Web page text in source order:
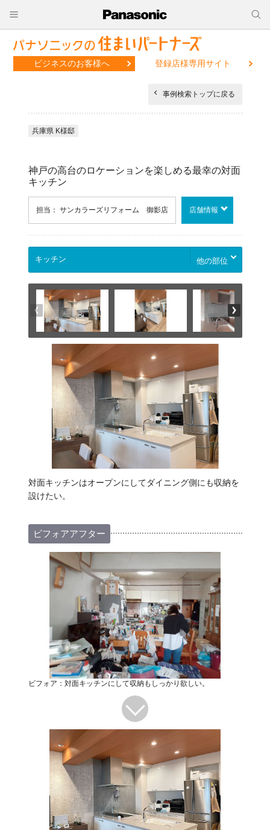
ビジネスのお客様へ 登録店様専用サイト
事例検索トップに戻る
兵庫県 K様邸
神戸の高台のロケーションを楽しめる最幸の対面
キッチン
担当： サンカラーズリフォーム 御影店 店舗情報
他の部位
対面キッチンはオープンにしてダイニング側にも収納を
設けたい。
ビフォアアフター
ビフォア：対面キッチンにして収納もしっかり欲しい。